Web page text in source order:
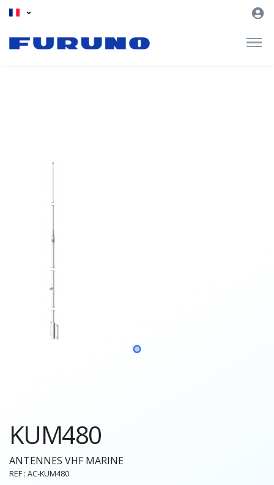
KUM480
ANTENNES VHF MARINE
REF : AC-KUM480